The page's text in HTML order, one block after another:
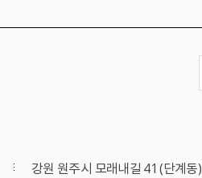
강원 원주시 모래내길 41 (단계동)